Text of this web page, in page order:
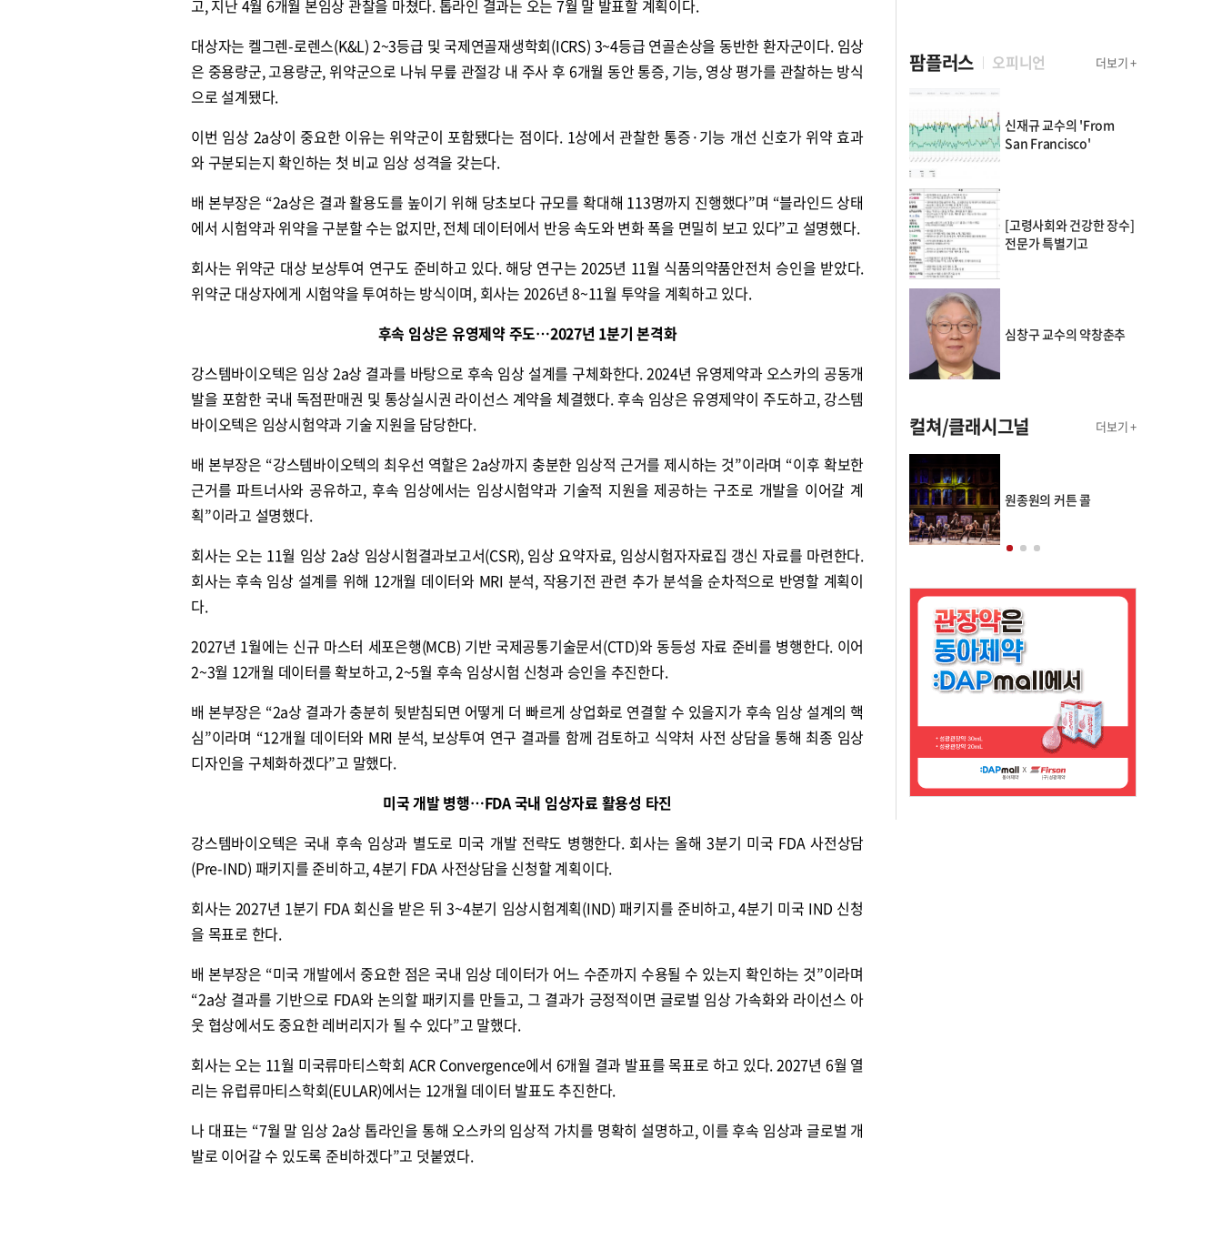
고, 지난 4월 6개월 본임상 관찰을 마쳤다. 톱라인 결과는 오는 7월 말 발표할 계획이다.
대상자는 켈그렌-로렌스(K&L) 2~3등급 및 국제연골재생학회(ICRS) 3~4등급 연골손상을 동반한 환자군이다. 임상
은 중용량군, 고용량군, 위약군으로 나눠 무릎 관절강 내 주사 후 6개월 동안 통증, 기능, 영상 평가를 관찰하는 방식
으로 설계됐다.
이번 임상 2a상이 중요한 이유는 위약군이 포함됐다는 점이다. 1상에서 관찰한 통증·기능 개선 신호가 위약 효과
와 구분되는지 확인하는 첫 비교 임상 성격을 갖는다.
배 본부장은 “2a상은 결과 활용도를 높이기 위해 당초보다 규모를 확대해 113명까지 진행했다”며 “블라인드 상태
에서 시험약과 위약을 구분할 수는 없지만, 전체 데이터에서 반응 속도와 변화 폭을 면밀히 보고 있다”고 설명했다.
회사는 위약군 대상 보상투여 연구도 준비하고 있다. 해당 연구는 2025년 11월 식품의약품안전처 승인을 받았다.
위약군 대상자에게 시험약을 투여하는 방식이며, 회사는 2026년 8~11월 투약을 계획하고 있다.
후속 임상은 유영제약 주도…2027년 1분기 본격화
강스템바이오텍은 임상 2a상 결과를 바탕으로 후속 임상 설계를 구체화한다. 2024년 유영제약과 오스카의 공동개
발을 포함한 국내 독점판매권 및 통상실시권 라이선스 계약을 체결했다. 후속 임상은 유영제약이 주도하고, 강스템
바이오텍은 임상시험약과 기술 지원을 담당한다.
배 본부장은 “강스템바이오텍의 최우선 역할은 2a상까지 충분한 임상적 근거를 제시하는 것”이라며 “이후 확보한
근거를 파트너사와 공유하고, 후속 임상에서는 임상시험약과 기술적 지원을 제공하는 구조로 개발을 이어갈 계
획”이라고 설명했다.
회사는 오는 11월 임상 2a상 임상시험결과보고서(CSR), 임상 요약자료, 임상시험자자료집 갱신 자료를 마련한다.
회사는 후속 임상 설계를 위해 12개월 데이터와 MRI 분석, 작용기전 관련 추가 분석을 순차적으로 반영할 계획이
다.
2027년 1월에는 신규 마스터 세포은행(MCB) 기반 국제공통기술문서(CTD)와 동등성 자료 준비를 병행한다. 이어
2~3월 12개월 데이터를 확보하고, 2~5월 후속 임상시험 신청과 승인을 추진한다.
배 본부장은 “2a상 결과가 충분히 뒷받침되면 어떻게 더 빠르게 상업화로 연결할 수 있을지가 후속 임상 설계의 핵
심”이라며 “12개월 데이터와 MRI 분석, 보상투여 연구 결과를 함께 검토하고 식약처 사전 상담을 통해 최종 임상
디자인을 구체화하겠다”고 말했다.
미국 개발 병행…FDA 국내 임상자료 활용성 타진
강스템바이오텍은 국내 후속 임상과 별도로 미국 개발 전략도 병행한다. 회사는 올해 3분기 미국 FDA 사전상담
(Pre-IND) 패키지를 준비하고, 4분기 FDA 사전상담을 신청할 계획이다.
회사는 2027년 1분기 FDA 회신을 받은 뒤 3~4분기 임상시험계획(IND) 패키지를 준비하고, 4분기 미국 IND 신청
을 목표로 한다.
배 본부장은 “미국 개발에서 중요한 점은 국내 임상 데이터가 어느 수준까지 수용될 수 있는지 확인하는 것”이라며
“2a상 결과를 기반으로 FDA와 논의할 패키지를 만들고, 그 결과가 긍정적이면 글로벌 임상 가속화와 라이선스 아
웃 협상에서도 중요한 레버리지가 될 수 있다”고 말했다.
회사는 오는 11월 미국류마티스학회 ACR Convergence에서 6개월 결과 발표를 목표로 하고 있다. 2027년 6월 열
리는 유럽류마티스학회(EULAR)에서는 12개월 데이터 발표도 추진한다.
나 대표는 “7월 말 임상 2a상 톱라인을 통해 오스카의 임상적 가치를 명확히 설명하고, 이를 후속 임상과 글로벌 개
발로 이어갈 수 있도록 준비하겠다”고 덧붙였다.
팜플러스 오피니언 더보기 +
신재규 교수의 'From
San Francisco'
[고령사회와 건강한 장수]
전문가 특별기고
심창구 교수의 약창춘추
컬쳐/클래시그널 더보기 +
원종원의 커튼 콜 안현정의 컬쳐포커스 박병준의 클래스토리 원종원의 커튼 콜